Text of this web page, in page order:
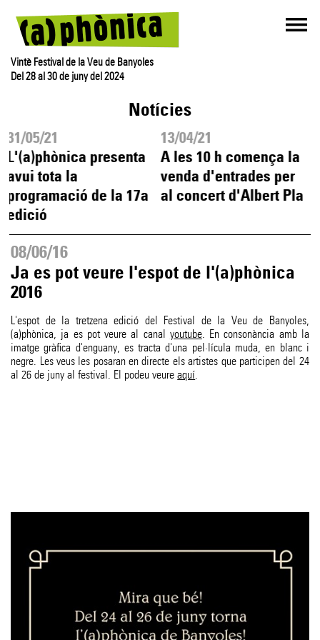
Vintè Festival de la Veu de Banyoles
Del 28 al 30 de juny del 2024
Notícies
31/05/21
L'(a)phònica presenta
avui tota la
programació de la 17a
edició
13/04/21
A les 10 h comença la
venda d'entrades per
al concert d'Albert Pla
08/06/16
Ja es pot veure l'espot de l'(a)phònica
2016
L'espot de la tretzena edició del Festival de la Veu de Banyoles,
(a)phònica, ja es pot veure al canal youtube. En consonància amb la
imatge gràfica d'enguany, es tracta d'una pel·lícula muda, en blanc i
negre. Les veus les posaran en directe els artistes que participen del 24
al 26 de juny al festival. El podeu veureaquí.